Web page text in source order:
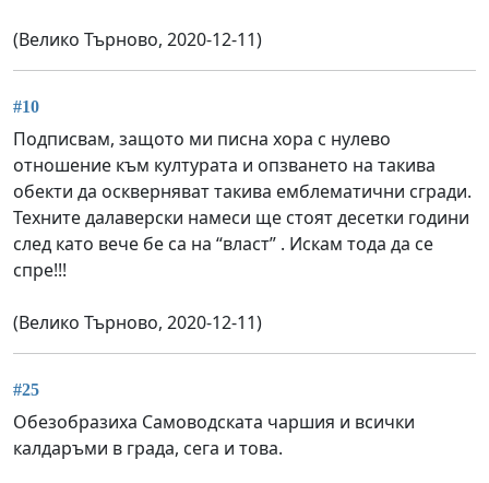
(Велико Търново, 2020-12-11)
#10
Подписвам, защото ми писна хора с нулево
отношение към културата и опзването на такива
обекти да оскверняват такива емблематични сгради.
Техните далаверски намеси ще стоят десетки години
след като вече бе са на “власт” . Искам тода да се
спре!!!
(Велико Търново, 2020-12-11)
#25
Обезобразиха Самоводската чаршия и всички
калдаръми в града, сега и това.